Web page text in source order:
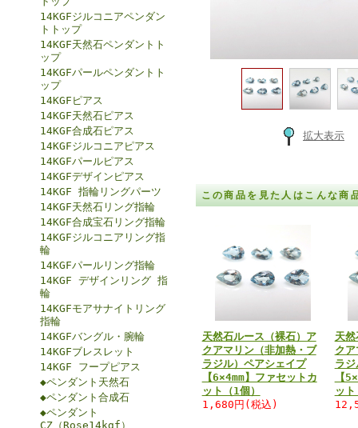
14KGFジルコニアペンダン
トトップ
14KGF天然石ペンダントト
ップ
14KGFパールペンダントト
ップ
14KGFピアス
14KGF天然石ピアス
14KGF合成石ピアス
14KGFジルコニアピアス
14KGFパールピアス
14KGFデザインピアス
14KGF 指輪リングパーツ
14KGF天然石リング指輪
14KGF合成宝石リング指輪
14KGFジルコニアリング指
輪
14KGFパールリング指輪
14KGF デザインリング 指
輪
14KGFモアサナイトリング
指輪
14KGFバングル・腕輪
14KGFブレスレット
14KGF フープピアス
◆ペンダント天然石
◆ペンダント合成石
◆ペンダント
CZ（Rose14kgf）
拡大表示
この商品を見た人はこんな商
天然石ルース（裸石）ア
クアマリン（非加熱・ブ
ラジル）ペアシェイプ
【6×4mm】ファセットカ
ット（1個）
1,680円(税込)
天
ク
ラ
【
ッ